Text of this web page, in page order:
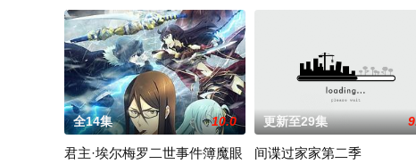
全14集 10.0
君主·埃尔梅罗二世事件簿魔眼
更新至29集
间谍过家家第二季